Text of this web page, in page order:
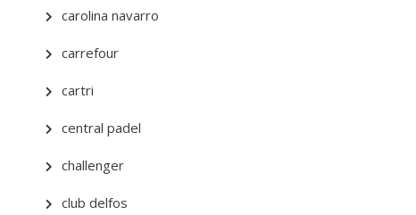
carolina navarro
carrefour
cartri
central padel
challenger
club delfos